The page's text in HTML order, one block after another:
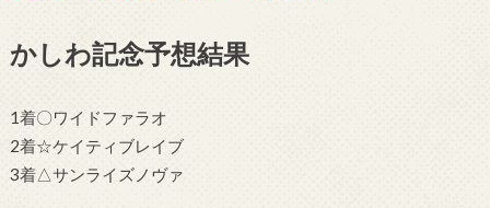
かしわ記念予想結果
1着〇ワイドファラオ
2着☆ケイティブレイブ
3着△サンライズノヴァ